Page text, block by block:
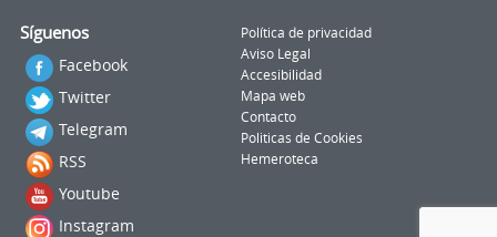
Síguenos
Facebook
Twitter
Telegram
RSS
Youtube
Instagram
Política de privacidad
Aviso Legal
Accesibilidad
Mapa web
Contacto
Politicas de Cookies
Hemeroteca